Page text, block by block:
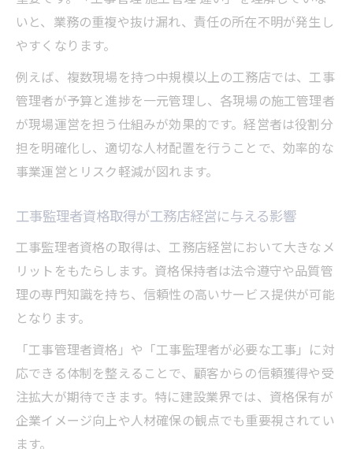
いと、業務の重複や抜け漏れ、責任の所在不明が発生し
やすくなります。
例えば、複数現場を持つ中規模以上の工務店では、工事
管理者が予算と進捗を一元管理し、各現場の施工管理者
が現場運営を担う仕組みが効果的です。経営者は役割分
担を明確化し、適切な人材配置を行うことで、効率的な
事業運営とリスク軽減が図れます。
工事監理者資格取得が工務店経営に与える影響
工事監理者資格の取得は、工務店経営において大きなメ
リットをもたらします。資格保持者は法令遵守や品質管
理の専門知識を持ち、信頼性の高いサービス提供が可能
となります。
「工事管理者資格」や「工事監理者が必要な工事」に対
応できる体制を整えることで、顧客からの信頼獲得や受
注拡大が期待できます。特に建設業界では、資格保有が
企業イメージ向上や人材確保の観点でも重要視されてい
ます。